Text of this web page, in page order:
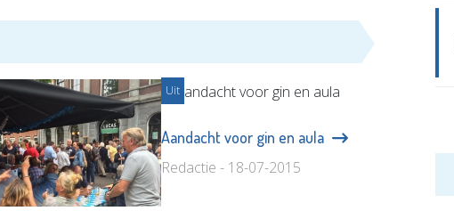
Uit
Aandacht voor gin en aula
Redactie - 18-07-2015